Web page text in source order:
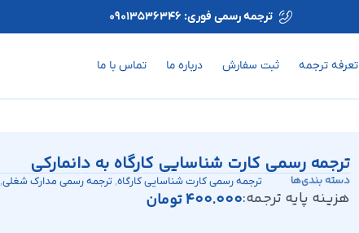
ترجمه رسمی فوری: 09013536346
تعرفه ترجمه ثبت سفارش درباره ما تماس با ما
ترجمه رسمی کارت شناسایی کارگاه به دانمارکی
دسته بندی‌ها ترجمه رسمی کارت شناسایی کارگاه, ترجمه رسمی مدارک شغلی,
هزینه پایه ترجمه:400.000تومان